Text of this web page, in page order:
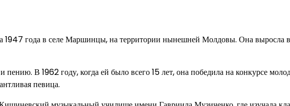
1947 года в селе Маршинцы, на территории нынешней Молдовы. Она выросла
пению. В 1962 году, когда ей было всего 15 лет, она победила на конкурсе
певица.